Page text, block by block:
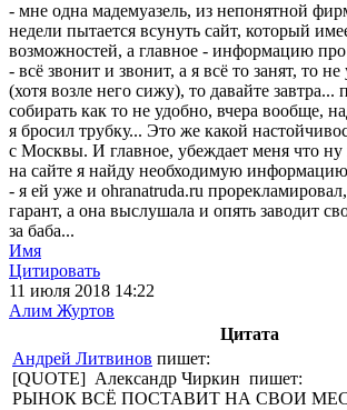
- мне одна мадемуазель, из непонятной
недели пытается всунуть сайт, который
возможностей, а главное - информацию
- всё звонит и звонит, а я всё то занят, то
(хотя возле него сижу), то давайте завтра...
собирать как то не удобно, вчера вообще,
я бросил трубку... Это же какой
с Москвы. И главное, убеждает меня что ну
на сайте я найду необходимую
- я ей уже и ohranatruda.ru
гарант, а она выслушала и опять заводит
за баба...
Имя
Цитировать
11 июля 2018 14:22
Алим Журтов
Цитата
Андрей Литвинов пишет:
[QUOTE] Александр Чиркин пишет:
РЫНОК ВСЁ ПОСТАВИТ НА СВОИ